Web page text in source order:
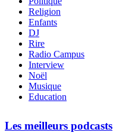
Religion
Enfants
DJ
Rire
Radio Campus
Interview
Noël
Musique
Education
Les meilleurs podcasts